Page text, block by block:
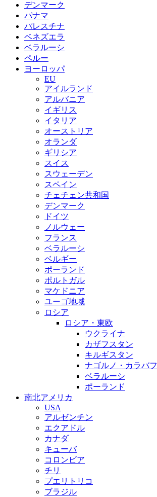
デンマーク
パナマ
パレスチナ
ベネズエラ
ベラルーシ
ペルー
ヨーロッパ
EU
アイルランド
アルバニア
イギリス
イタリア
オーストリア
オランダ
ギリシア
スイス
スウェーデン
スペイン
チェチェン共和国
デンマーク
ドイツ
ノルウェー
フランス
ベラルーシ
ベルギー
ポーランド
ポルトガル
マケドニア
ユーゴ地域
ロシア
ロシア・東欧
ウクライナ
カザフスタン
キルギスタン
ナゴルノ・カラバフ
ベラルーシ
ポーランド
南北アメリカ
USA
アルゼンチン
エクアドル
カナダ
キューバ
コロンビア
チリ
プエリトリコ
ブラジル